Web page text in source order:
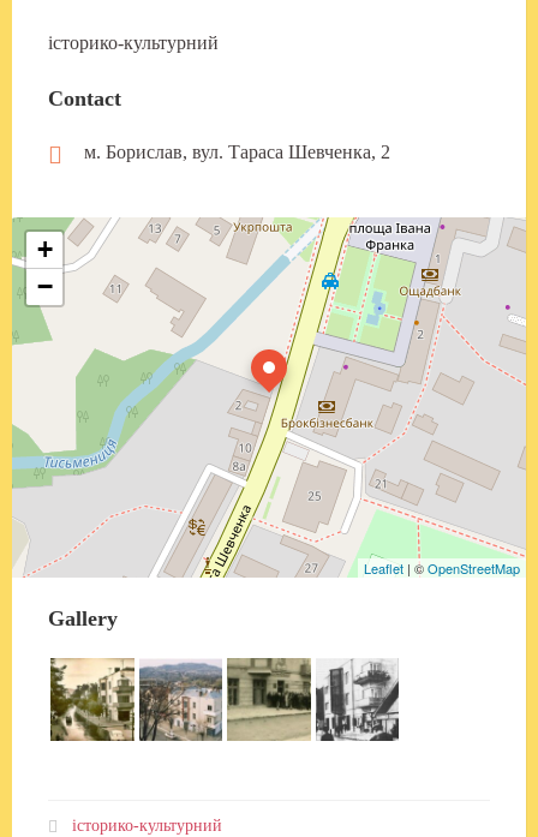
історико-культурний
Contact
м. Борислав, вул. Тараса Шевченка, 2
+
−
Leaflet | ©OpenStreetMap
Gallery
історико-культурний